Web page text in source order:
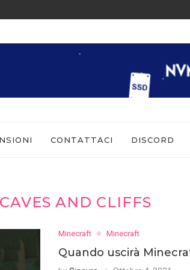
MOMENTO
CONTATTACI DISCORD
CAVES AND CLIFFS
Minecraft Minecraft
Quando uscirà